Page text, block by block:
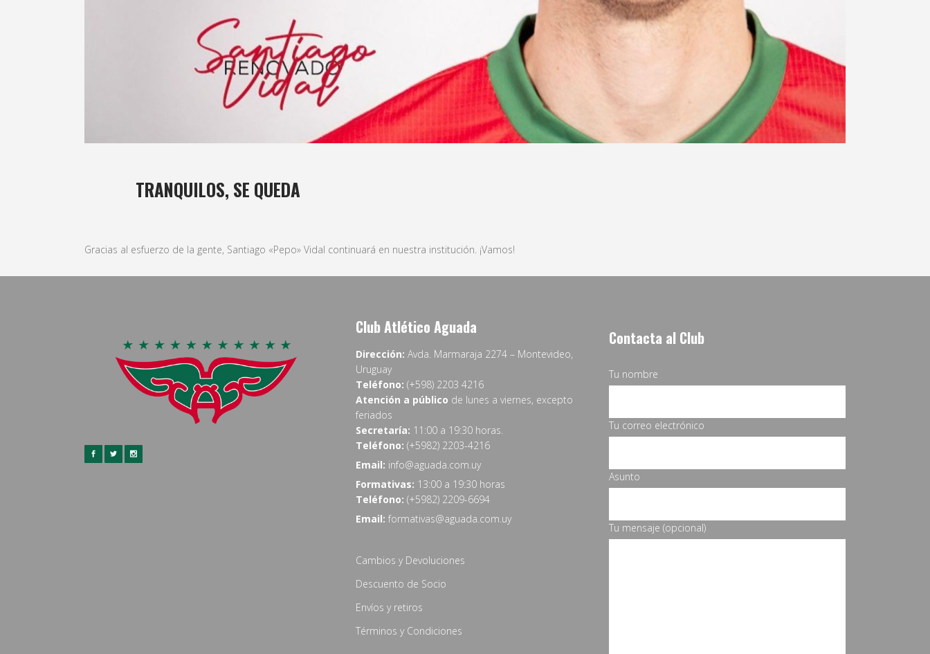
TRANQUILOS, SE QUEDA
Gracias al esfuerzo de la gente, Santiago «Pepo» Vidal continuará en nuestra institución. ¡Vamos!
Club Atlético Aguada
Dirección: Avda. Marmaraja 2274 – Montevideo,
Uruguay
Teléfono: (+598) 2203 4216
Atención a público de lunes a viernes, excepto
feriados
Secretaría: 11:00 a 19:30 horas.
Teléfono: (+5982) 2203-4216
Email: info@aguada.com.uy
Formativas: 13:00 a 19:30 horas
Teléfono: (+5982) 2209-6694
Email: formativas@aguada.com.uy
Cambios y Devoluciones
Descuento de Socio
Envíos y retiros
Términos y Condiciones
Contacta al Club
Tu nombre
Tu correo electrónico
Asunto
Tu mensaje (opcional)